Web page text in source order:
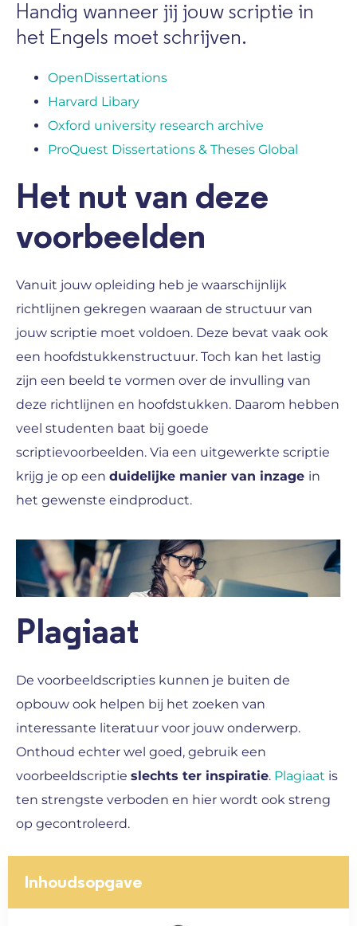
Handig wanneer jij jouw scriptie in
het Engels moet schrijven.
OpenDissertations
Harvard Libary
Oxford university research archive
ProQuest Dissertations & Theses Global
Het nut van deze
voorbeelden
Vanuit jouw opleiding heb je waarschijnlijk
richtlijnen gekregen waaraan de structuur van
jouw scriptie moet voldoen. Deze bevat vaak ook
een hoofdstukkenstructuur. Toch kan het lastig
zijn een beeld te vormen over de invulling van
deze richtlijnen en hoofdstukken. Daarom hebben
veel studenten baat bij goede
scriptievoorbeelden. Via een uitgewerkte scriptie
krijg je op een duidelijke manier van inzage in
het gewenste eindproduct.
Plagiaat
De voorbeeldscripties kunnen je buiten de
opbouw ook helpen bij het zoeken van
interessante literatuur voor jouw onderwerp.
Onthoud echter wel goed, gebruik een
voorbeeldscriptie slechts ter inspiratie. Plagiaat is
ten strengste verboden en hier wordt ook streng
op gecontroleerd.
Inhoudsopgave